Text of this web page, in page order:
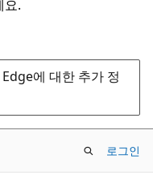
요.
에 대한 추가 정
로그인